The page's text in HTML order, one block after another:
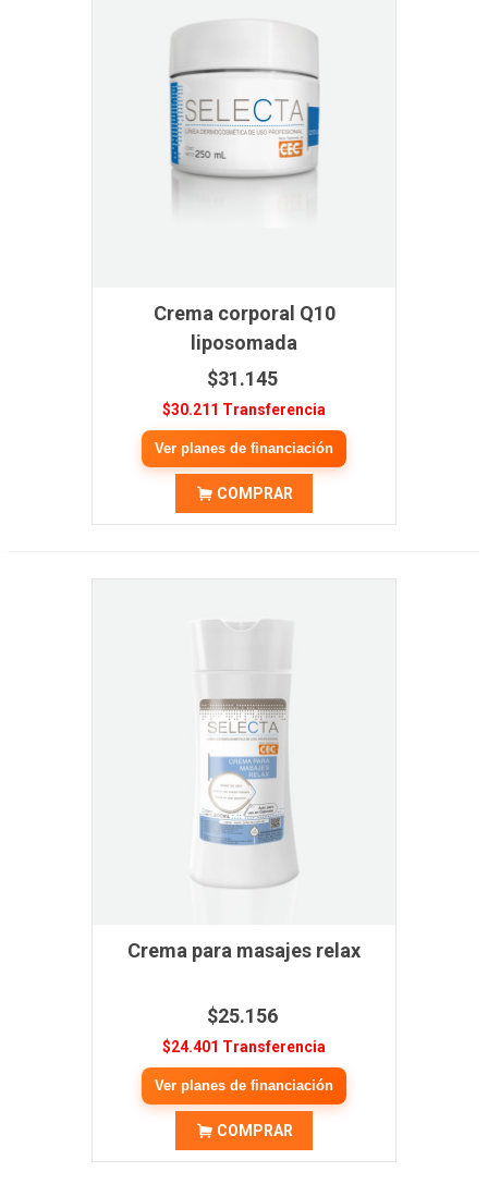
Crema corporal Q10
liposomada
$31.145
$30.211 Transferencia
Ver planes de financiación
COMPRAR
Crema para masajes relax
$25.156
$24.401 Transferencia
Ver planes de financiación
COMPRAR